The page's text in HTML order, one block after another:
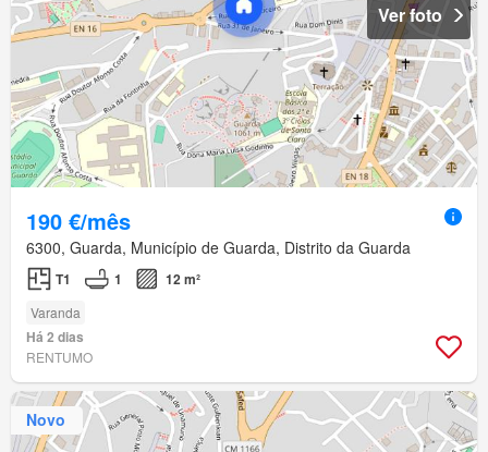
Ver foto
190 €/mês
6300, Guarda, Município de Guarda, Distrito da Guarda
T1 1 12 m²
Varanda
Há 2 dias
RENTUMO
Novo